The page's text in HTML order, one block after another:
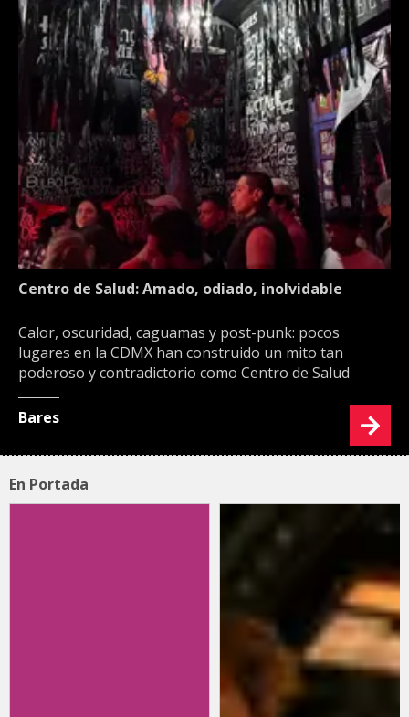
Centro de Salud: Amado, odiado, inolvidable
Calor, oscuridad, caguamas y post-punk: pocos
lugares en la CDMX han construido un mito tan
poderoso y contradictorio como Centro de Salud
Bares
En Portada